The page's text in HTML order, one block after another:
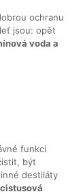
ochranu
jsou: opět
voda a
funkci
být
destiláty